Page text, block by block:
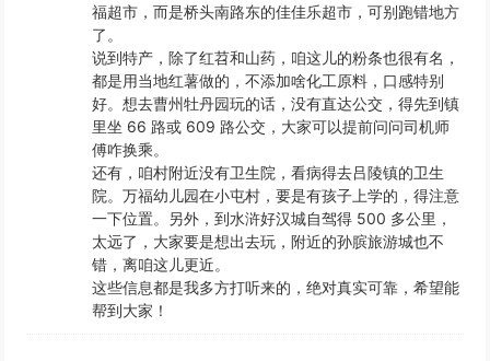
福超市，而是桥头南路东的佳佳乐超市，可别跑错地方
了。
说到特产，除了红苕和山药，咱这儿的粉条也很有名，
都是用当地红薯做的，不添加啥化工原料，口感特别
好。想去曹州牡丹园玩的话，没有直达公交，得先到镇
里坐 66 路或 609 路公交，大家可以提前问问司机师
傅咋换乘。
还有，咱村附近没有卫生院，看病得去吕陵镇的卫生
院。万福幼儿园在小屯村，要是有孩子上学的，得注意
一下位置。另外，到水浒好汉城自驾得 500 多公里，
太远了，大家要是想出去玩，附近的孙膑旅游城也不
错，离咱这儿更近。
这些信息都是我多方打听来的，绝对真实可靠，希望能
帮到大家！